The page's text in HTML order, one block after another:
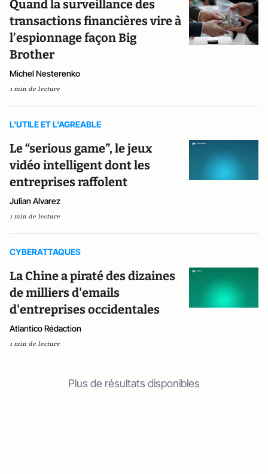
Quand la surveillance des
transactions financières vire à
l’espionnage façon Big
Brother
Michel Nesterenko
1 min de lecture
L'UTILE ET L'AGREABLE
Le “serious game”, le jeux
vidéo intelligent dont les
entreprises raffolent
Julian Alvarez
1 min de lecture
CYBERATTAQUES
La Chine a piraté des dizaines
de milliers d'emails
d'entreprises occidentales
Atlantico Rédaction
1 min de lecture
Plus de résultats disponibles